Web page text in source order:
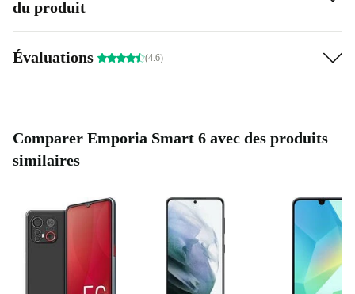
du produit
Évaluations (4.6)
Comparer Emporia Smart 6 avec des produits
similaires